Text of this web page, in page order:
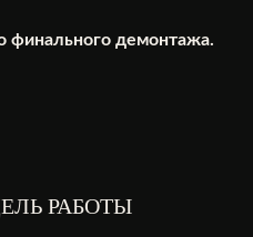
финального демонтажа.
РАБОТЫ